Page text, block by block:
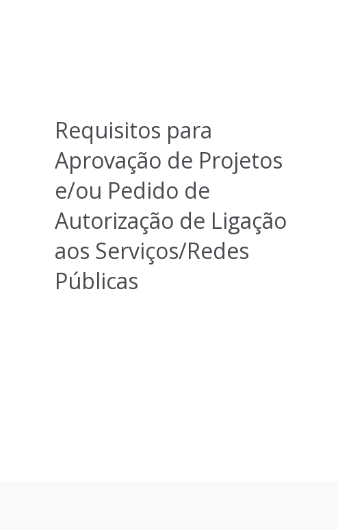
Requisitos para
Aprovação de Projetos
e/ou Pedido de
Autorização de Ligação
aos Serviços/Redes
Públicas